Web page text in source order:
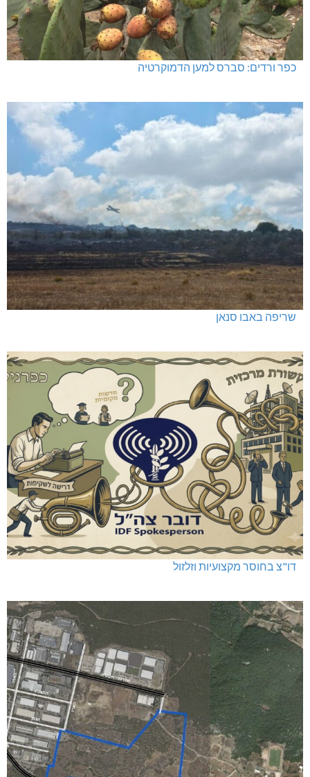
כפר ורדים: סברס למען הדמוקרטיה
שריפה באבו סנאן
דו"צ בחוסר מקצועיות וזלזול